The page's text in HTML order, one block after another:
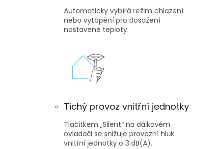
Automaticky vybírá režim chlazení
nebo vytápění pro dosažení
nastavené teploty.
Tichý provoz vnitřní jednotky
Tlačítkem „Silent“ na dálkovém
ovladači se snižuje provozní hluk
vnitřní jednotky o 3 dB(A).